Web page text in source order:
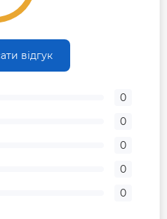
відгук
0
0
0
0
0